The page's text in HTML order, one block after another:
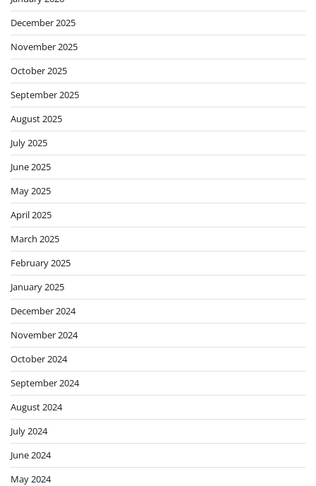
December 2025
November 2025
October 2025
September 2025
August 2025
July 2025
June 2025
May 2025
April 2025
March 2025
February 2025
January 2025
December 2024
November 2024
October 2024
September 2024
August 2024
July 2024
June 2024
May 2024